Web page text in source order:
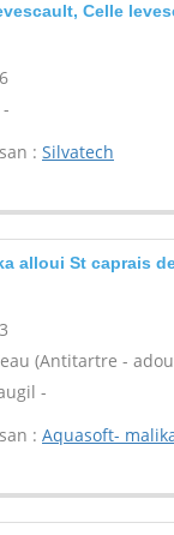
Celle
: Silvatech
alloui St caprais
(Antitartre -
-
: Aquasoft-